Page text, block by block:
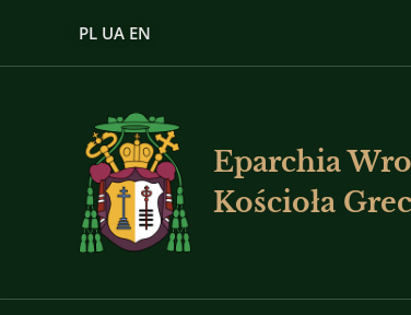
PL UA EN
Eparchia
Kościoła